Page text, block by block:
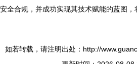
安全合规，并成功实现其技术赋能的蓝图，
如若转载，请注明出处：http://